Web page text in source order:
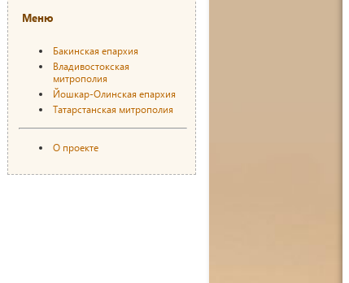
Меню
Бакинская епархия
Владивостокская
митрополия
Йошкар-Олинская епархия
Татарстанская митрополия
О проекте